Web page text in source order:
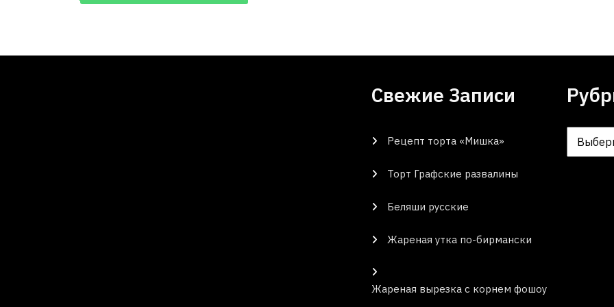
Свежие Записи
Рецепт торта «Мишка»
Торт Графские развалины
Беляши русские
Жареная утка по-бирмански
Жареная вырезка с корнем фошоу
Рубрики